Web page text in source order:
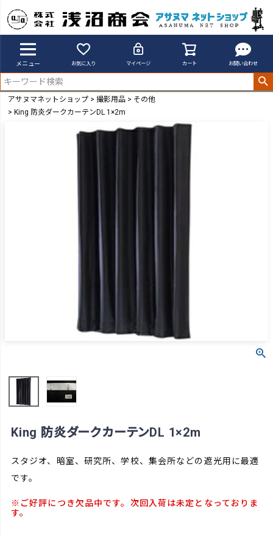
メニュー お気に入り マイページ カート お問い合わせ
アサヌマネットショップ 撮影用品
その他
King 防炎ダークカーテンDL 1×2m
King 防炎ダークカーテンDL 1×2m
スタジオ、暗室、研究所、学校、集会所などの遮光用に最適
です。
※ご好評につき欠品中です。次回入荷は未定となっておりま
す。